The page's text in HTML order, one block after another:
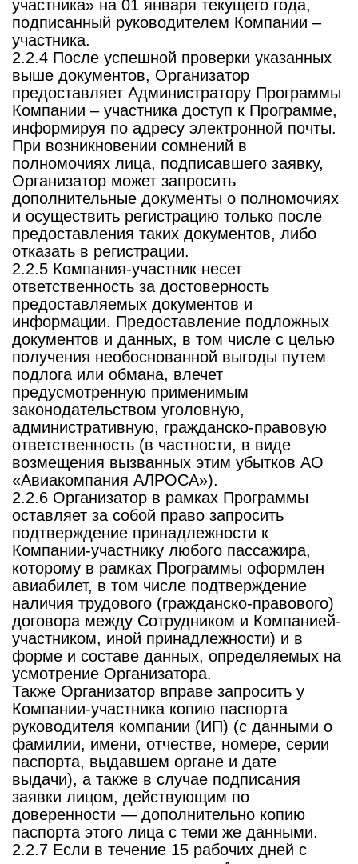
участника» на 01 января текущего года,
подписанный руководителем Компании –
участника.
2.2.4 После успешной проверки указанных
выше документов, Организатор
предоставляет Администратору Программы
Компании – участника доступ к Программе,
информируя по адресу электронной почты.
При возникновении сомнений в
полномочиях лица, подписавшего заявку,
Организатор может запросить
дополнительные документы о полномочиях
и осуществить регистрацию только после
предоставления таких документов, либо
отказать в регистрации.
2.2.5 Компания-участник несет
ответственность за достоверность
предоставляемых документов и
информации. Предоставление подложных
документов и данных, в том числе с целью
получения необоснованной выгоды путем
подлога или обмана, влечет
предусмотренную применимым
законодательством уголовную,
административную, гражданско-правовую
ответственность (в частности, в виде
возмещения вызванных этим убытков АО
«Авиакомпания АЛРОСА»).
2.2.6 Организатор в рамках Программы
оставляет за собой право запросить
подтверждение принадлежности к
Компании-участнику любого пассажира,
которому в рамках Программы оформлен
авиабилет, в том числе подтверждение
наличия трудового (гражданско-правового)
договора между Сотрудником и Компанией-
участником, иной принадлежности) и в
форме и составе данных, определяемых на
усмотрение Организатора.
Также Организатор вправе запросить у
Компании-участника копию паспорта
руководителя компании (ИП) (с данными о
фамилии, имени, отчестве, номере, серии
паспорта, выдавшем органе и дате
выдачи), а также в случае подписания
заявки лицом, действующим по
доверенности — дополнительно копию
паспорта этого лица с теми же данными.
2.2.7 Если в течение 15 рабочих дней с